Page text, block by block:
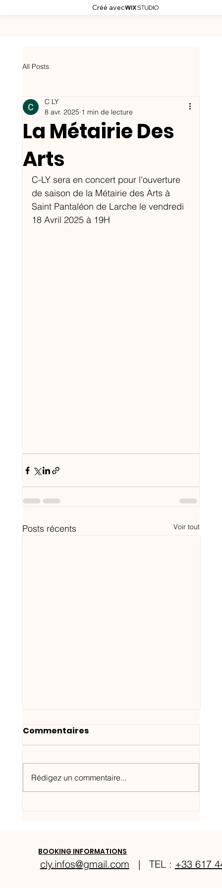
Créé avec
All Posts
La Métairie Des
Arts
C LY
8 avr. 2025 1 min de lecture
C-LY sera en concert pour l'ouverture
de saison de la Métairie des Arts à
Saint Pantaléon de Larche le vendredi
18 Avril 2025 à 19H
Posts récents Voir tout
Commentaires
Rédigez un commentaire...
BOOKING INFORMATIONS
cly.infos@gmail.com | TEL : +33 617